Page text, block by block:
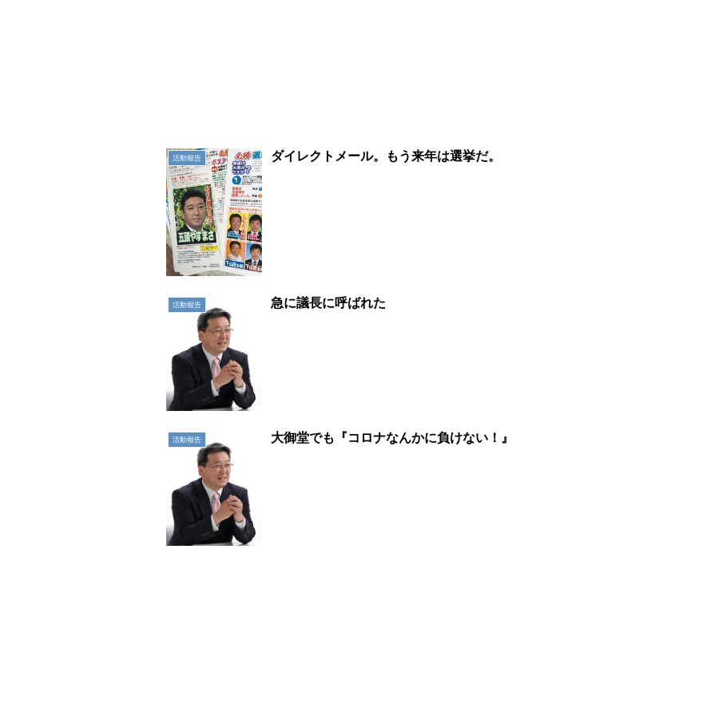
活動報告 ダイレクトメール。もう来年は選挙だ。
活動報告 急に議長に呼ばれた
活動報告 大御堂でも『コロナなんかに負けない！』